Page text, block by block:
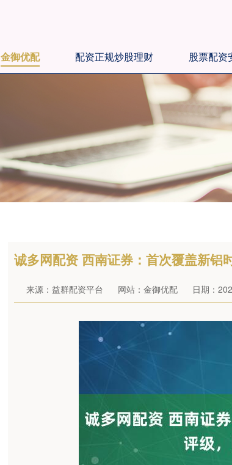
金御优配 配资正规炒股理财 股票配资
诚多网配资 西南证券：首次覆盖新铝
来源：益群配资平台 网站：金御优配 日期：